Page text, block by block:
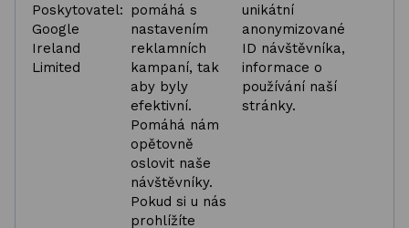
Poskytovatel:
Google
Ireland
Limited
pomáhá s
nastavením
reklamních
kampaní, tak
aby byly
efektivní.
Pomáhá nám
opětovně
oslovit naše
návštěvníky.
Pokud si u nás
prohlížíte
unikátní
anonymizované
ID návštěvníka,
informace o
používání naší
stránky.